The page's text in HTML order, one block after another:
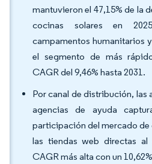
mantuvieron el 47,15% de la
cocinas solares en
campamentos humanitarios
el segmento de más
CAGR del 9,46% hasta 2031.
Por canal de distribución,
agencias de ayuda
participación del mercado de
las tiendas web directas al
CAGR más alta con un